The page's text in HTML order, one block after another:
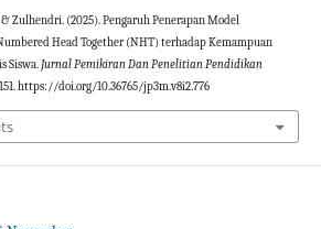
Zulhendri. (2025). Pengaruh Penerapan Model
Head Together (NHT) terhadap Kemampuan
Siswa. Jurnal Pemikiran Dan Penelitian Pendidikan
https://doi.org/10.36765/jp3m.v8i2.776